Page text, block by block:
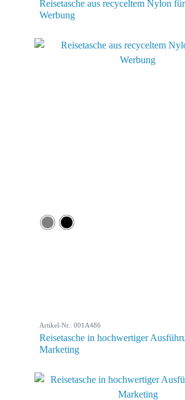
Reisetasche aus recyceltem Nylon
Werbung
Artikel-Nr.: 001A486
Reisetasche in hochwertiger
Marketing